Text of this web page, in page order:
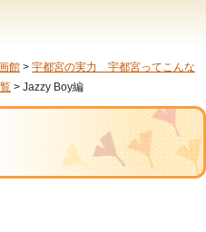
館 > 宇都宮の実力 宇都宮ってこんな
> Jazzy Boy編